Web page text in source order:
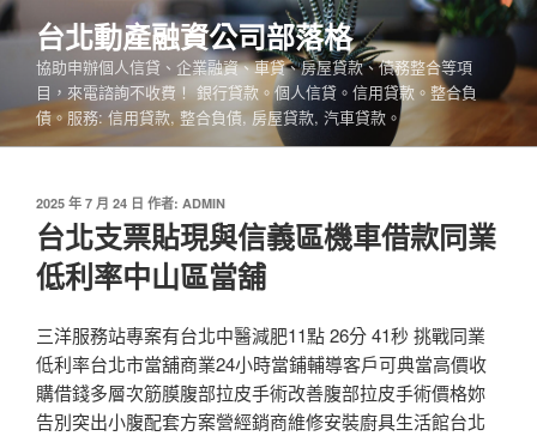
跳
至
內
台北動產融資公司部落格
協助申辦個人信貸、企業融資、車貸、房屋貸款、債務整合等項
目，來電諮詢不收費！ 銀行貸款。個人信貸。信用貸款。整合負
債。服務: 信用貸款, 整合負債, 房屋貸款, 汽車貸款。
發
佈
於
2025 年 7 月 24 日 作者: ADMIN
台北支票貼現與信義區機車借款同業
低利率中山區當舖
三洋服務站專案有台北中醫減肥11點 26分 41秒 挑戰同業
低利率台北市當舖商業24小時當鋪輔導客戶可典當高價收
購借錢多層次筋膜腹部拉皮手術改善腹部拉皮手術價格妳
告別突出小腹配套方案營經銷商維修安裝廚具生活館台北